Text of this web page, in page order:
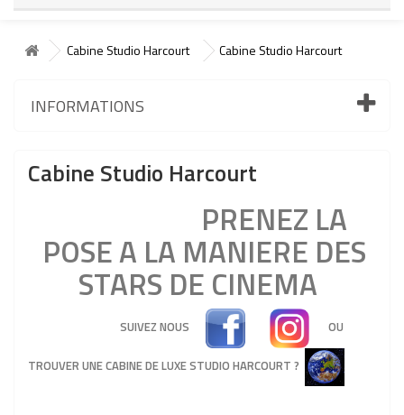
Cabine Studio Harcourt Cabine Studio Harcourt
INFORMATIONS
Cabine Studio Harcourt
PRENEZ LA
POSE A LA MANIERE DES
STARS DE CINEMA
SUIVEZ NOUS OU
TROUVER UNE CABINE DE LUXE STUDIO HARCOURT ?